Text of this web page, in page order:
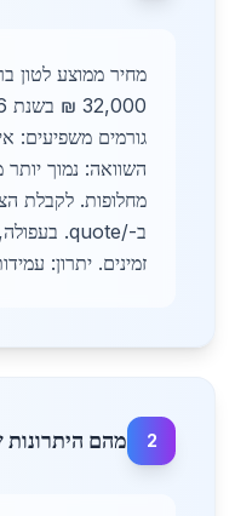
מחיר ממוצע לטון
גורמים משפיעים:
השוואה: נמוך
מחלופות. לקבלת
זמינים. יתרון: עמידות 50 שנה. (98
2 מהם היתרונות